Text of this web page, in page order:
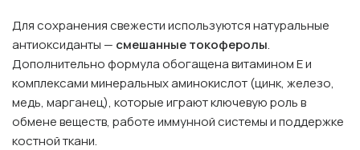
Для сохранения свежести используются натуральные
антиоксиданты — смешанные токоферолы.
Дополнительно формула обогащена витамином Е и
комплексами минеральных аминокислот (цинк, железо,
медь, марганец), которые играют ключевую роль в
обмене веществ, работе иммунной системы и поддержке
костной ткани.